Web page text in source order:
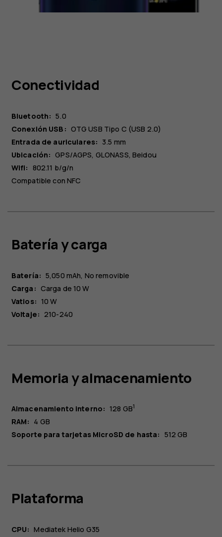
Conectividad
Bluetooth: 5.0
Conexión USB: OTG USB Tipo C (USB 2.0)
Entrada de auriculares: 3.5 mm
Ubicación: GPS/AGPS, GLONASS, Beidou
Wifi: 802.11 b/g/n
Compatible con NFC
Batería y carga
Batería: 5,050 mAh No removible
Carga: Carga de 10 W
Vatios: 10 W
Voltaje: 210-240
Memoria y almacenamiento
Almacenamiento interno: 128 GB1
RAM: 4 GB
Soporte para tarjetas MicroSD de hasta: 512 GB
Plataforma
CPU: Mediatek Helio G35